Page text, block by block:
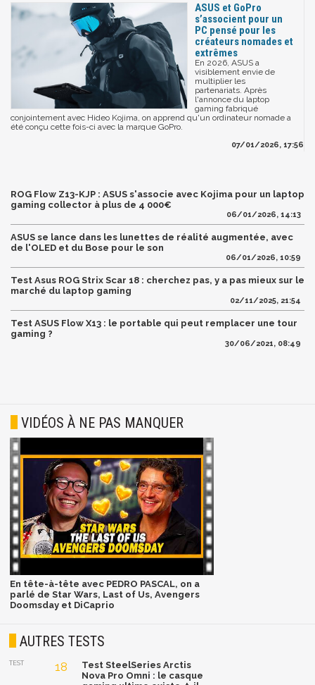
ASUS et GoPro
s’associent pour un
PC pensé pour les
créateurs nomades et
extrêmes
En 2026, ASUS a
visiblement envie de
multiplier les
partenariats. Après
l'annonce du laptop
gaming fabriqué
conjointement avec Hideo Kojima, on apprend qu'un ordinateur nomade a
été conçu cette fois-ci avec la marque GoPro.
07/01/2026, 17:56
ROG Flow Z13-KJP : ASUS s'associe avec Kojima pour un laptop
gaming collector à plus de 4 000€
06/01/2026, 14:13
ASUS se lance dans les lunettes de réalité augmentée, avec
de l'OLED et du Bose pour le son
06/01/2026, 10:59
Test Asus ROG Strix Scar 18 : cherchez pas, y a pas mieux sur le
marché du laptop gaming
02/11/2025, 21:54
Test ASUS Flow X13 : le portable qui peut remplacer une tour
gaming ?
30/06/2021, 08:49
VIDÉOS À NE PAS MANQUER
En tête-à-tête avec PEDRO PASCAL, on a
parlé de Star Wars, Last of Us, Avengers
Doomsday et DiCaprio
AUTRES TESTS
TEST 18
Test SteelSeries Arctis
Nova Pro Omni : le casque